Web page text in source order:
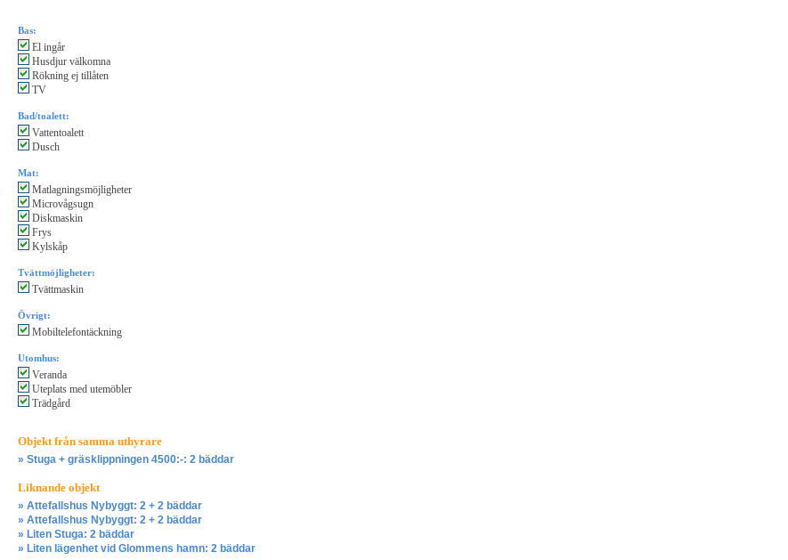
Bas:
El ingår
Husdjur välkomna
Rökning ej tillåten
TV
Bad/toalett:
Vattentoalett
Dusch
Mat:
Matlagningsmöjligheter
Microvågsugn
Diskmaskin
Frys
Kylskåp
Tvättmöjligheter:
Tvättmaskin
Övrigt:
Mobiltelefontäckning
Utomhus:
Veranda
Uteplats med utemöbler
Trädgård
Objekt från samma uthyrare
» Stuga + gräsklippningen 4500:-: 2 bäddar
Liknande objekt
» Attefallshus Nybyggt: 2 + 2 bäddar
» Attefallshus Nybyggt: 2 + 2 bäddar
» Liten Stuga: 2 bäddar
» Liten lägenhet vid Glommens hamn: 2 bäddar